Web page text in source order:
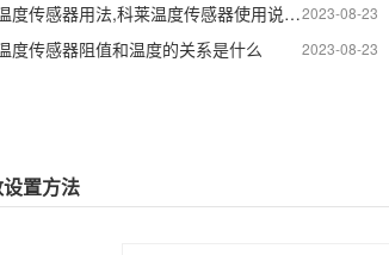
2023-08-23
KLAY INSTRUMENTS温度传感器用法,科莱温度传感器使用说明书
2023-08-23
度传感器阻值和温度的关系是什么
置方法